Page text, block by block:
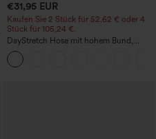
€31,95 EUR
Kaufen Sie 2 Stück für 52,62 € oder 4
Stück für 105,24 €.
DayStretch Hose mit hohem Bund,
Barrel-Leg und Taschen